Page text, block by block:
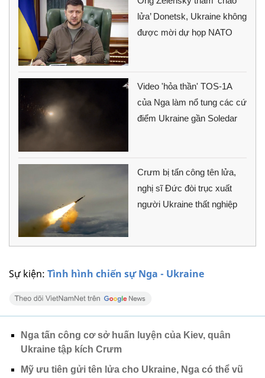
Sự kiện: Tình hình chiến sự Nga - Ukraine
lửa’ Donetsk, Ukraine không
được mời dự họp NATO
Video 'hỏa thần' TOS-1A
của Nga làm nổ tung các cứ
điểm Ukraine gần Soledar
Crưm bị tấn công tên lửa,
nghị sĩ Đức đòi trục xuất
người Ukraine thất nghiệp
Nga tấn công cơ sở huấn luyện của Kiev, quân
Ukraine tập kích Crưm
Mỹ ưu tiên gửi tên lửa cho Ukraine, Nga có thể vũ